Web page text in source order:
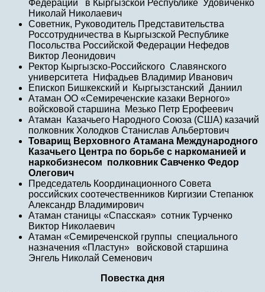
Федерации в Кыргызской Республике Удовиченко
Николай Николаевич
Советник, Руководитель Представительства
Россотрудничества в Кыргызской Республике
Посольства Российской Федерации Нефедов
Виктор Леонидович
Ректор Кыргызско-Российского Славянского
университета Нифадьев Владимир Иванович
Епископ Бишкекский и Кыргызстанский Даниил
Атаман ОО «Семиреченские казаки Верного»
войсковой старшина Мезько Петр Ерофеевич
Атаман Казачьего Народного Союза (США) казачий
полковник Холодков Станислав Альбертович
Товарищ Верховного Атамана Международного
Казачьего Центра по борьбе с наркоманией и
наркобизнесом полковник Савченко Федор
Олегович
Председатель Координационного Совета
российских соотечественников Киргизии Степанюк
Александр Владимирович
Атаман станицы «Спасская» сотник Турченко
Виктор Николаевич
Атаман «Семиреченской группы специального
назначения «Пластун» войсковой старшина
Энгель Николай Семенович
Повестка дня